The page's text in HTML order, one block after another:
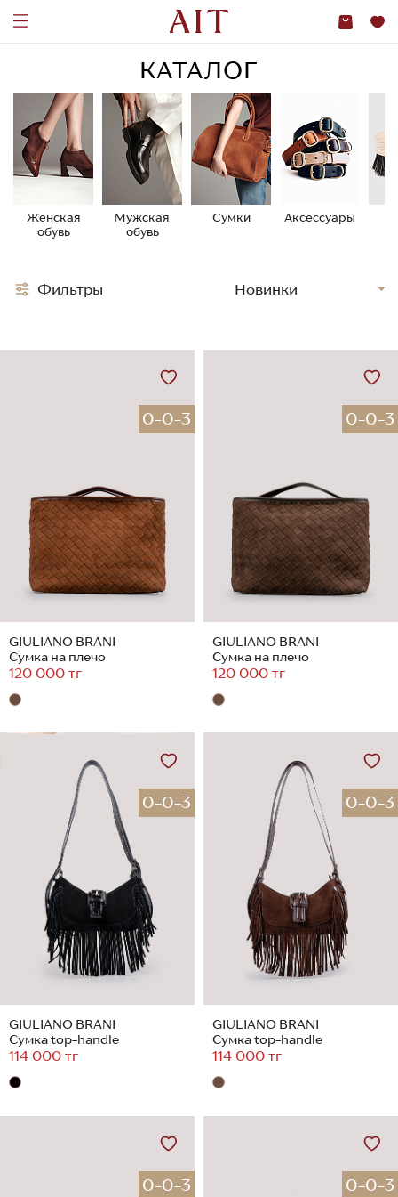
КАТАЛОГ
Женская
обувь
Мужская
обувь
Сумки Аксессуары
0-0-3
GIULIANO BRANI
Сумка на плечо
120 000 тг
0-0-3
GIULIANO BRANI
Сумка на плечо
120 000 тг
0-0-3
GIULIANO BRANI
Сумка top-handle
114 000 тг
0-0-3
GIULIANO BRANI
Сумка top-handle
114 000 тг
0-0-3 0-0-3
Фильтры